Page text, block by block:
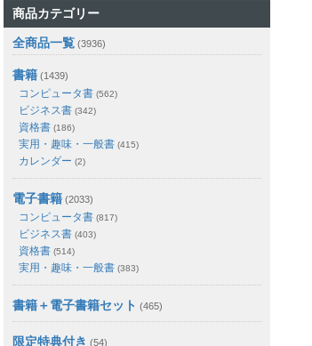
商品カテゴリー
全商品一覧 (3936)
書籍 (1439)
コンピュータ書 (562)
ビジネス書 (342)
資格書 (186)
実用・趣味・一般書 (415)
カレンダー (2)
電子書籍 (2033)
コンピュータ書 (817)
ビジネス書 (403)
資格書 (514)
実用・趣味・一般書 (383)
書籍＋電子書籍セット (465)
限定特典付き (54)